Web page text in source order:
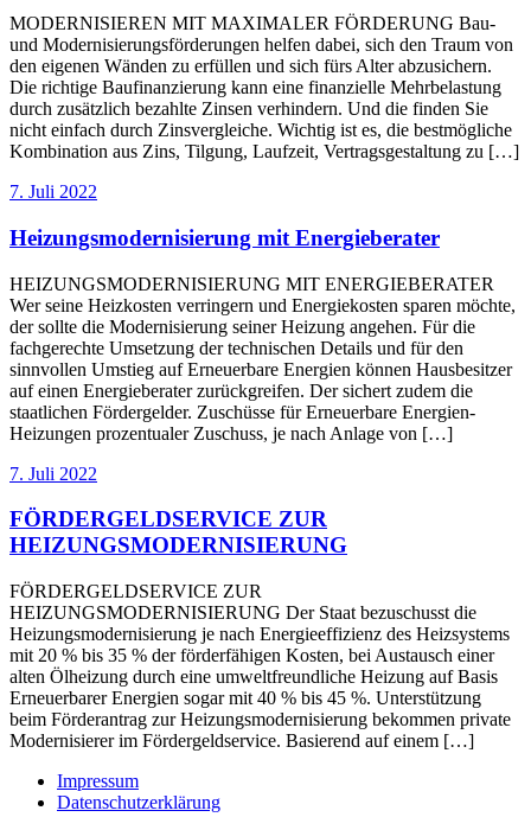
MODERNISIEREN MIT MAXIMALER FÖRDERUNG Bau-
und Modernisierungsförderungen helfen dabei, sich den Traum von
den eigenen Wänden zu erfüllen und sich fürs Alter abzusichern.
Die richtige Baufinanzierung kann eine finanzielle Mehrbelastung
durch zusätzlich bezahlte Zinsen verhindern. Und die finden Sie
nicht einfach durch Zinsvergleiche. Wichtig ist es, die bestmögliche
Kombination aus Zins, Tilgung, Laufzeit, Vertragsgestaltung zu […]
7. Juli 2022
Heizungsmodernisierung mit Energieberater
HEIZUNGSMODERNISIERUNG MIT ENERGIEBERATER
Wer seine Heizkosten verringern und Energiekosten sparen möchte,
der sollte die Modernisierung seiner Heizung angehen. Für die
fachgerechte Umsetzung der technischen Details und für den
sinnvollen Umstieg auf Erneuerbare Energien können Hausbesitzer
auf einen Energieberater zurückgreifen. Der sichert zudem die
staatlichen Fördergelder. Zuschüsse für Erneuerbare Energien-
Heizungen prozentualer Zuschuss, je nach Anlage von […]
7. Juli 2022
FÖRDERGELDSERVICE ZUR
HEIZUNGSMODERNISIERUNG
FÖRDERGELDSERVICE ZUR
HEIZUNGSMODERNISIERUNG Der Staat bezuschusst die
Heizungsmodernisierung je nach Energieeffizienz des Heizsystems
mit 20 % bis 35 % der förderfähigen Kosten, bei Austausch einer
alten Ölheizung durch eine umweltfreundliche Heizung auf Basis
Erneuerbarer Energien sogar mit 40 % bis 45 %. Unterstützung
beim Förderantrag zur Heizungsmodernisierung bekommen private
Modernisierer im Fördergeldservice. Basierend auf einem […]
Impressum
Datenschutzerklärung